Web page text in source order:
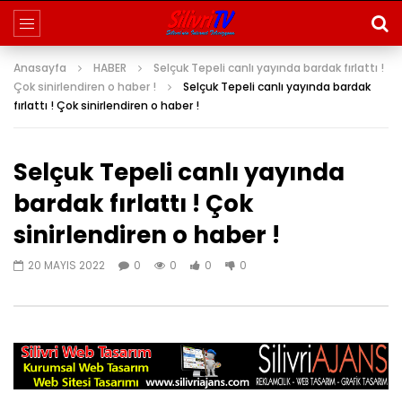
Anasayfa HABER
Selçuk Tepeli canlı yayında bardak fırlattı !
Çok sinirlendiren o haber !
Selçuk Tepeli canlı yayında bardak
fırlattı ! Çok sinirlendiren o haber !
Selçuk Tepeli canlı yayında
bardak fırlattı ! Çok
sinirlendiren o haber !
20 MAYIS 2022 0 0 0 0